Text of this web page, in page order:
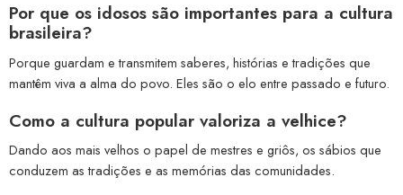
Por que os idosos são importantes para a cultura
brasileira?
Porque guardam e transmitem saberes, histórias e tradições que
mantêm viva a alma do povo. Eles são o elo entre passado e futuro.
Como a cultura popular valoriza a velhice?
Dando aos mais velhos o papel de mestres e griôs, os sábios que
conduzem as tradições e as memórias das comunidades.